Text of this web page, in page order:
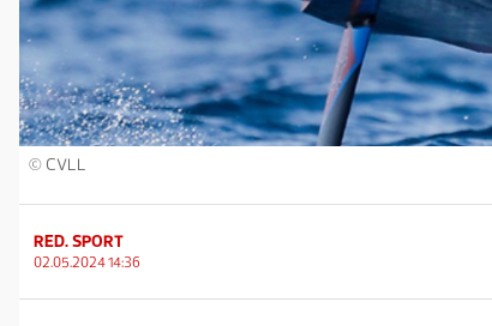
© CVLL
RED. SPORT
02.05.2024 14:36